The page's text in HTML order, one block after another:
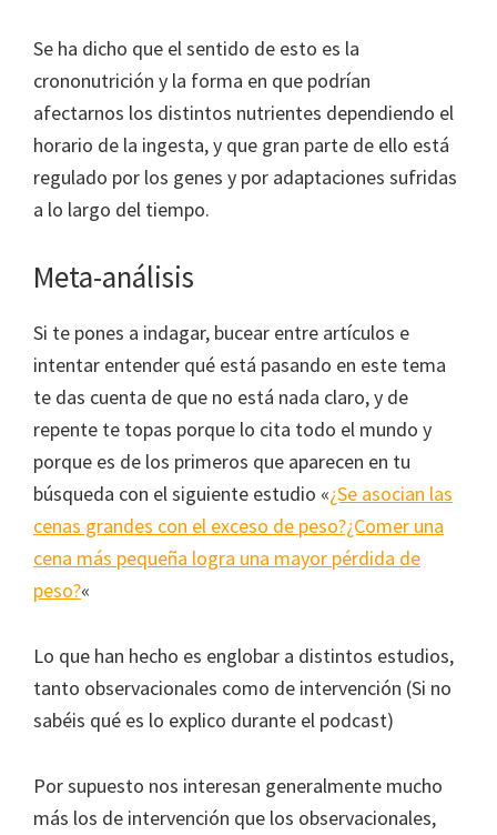
Se ha dicho que el sentido de esto es la
crononutrición y la forma en que podrían
afectarnos los distintos nutrientes dependiendo el
horario de la ingesta, y que gran parte de ello está
regulado por los genes y por adaptaciones sufridas
a lo largo del tiempo.
Meta-análisis
Si te pones a indagar, bucear entre artículos e
intentar entender qué está pasando en este tema
te das cuenta de que no está nada claro, y de
repente te topas porque lo cita todo el mundo y
porque es de los primeros que aparecen en tu
búsqueda con el siguiente estudio «¿Se asocian las
cenas grandes con el exceso de peso?¿Comer una
cena más pequeña logra una mayor pérdida de
peso?«
Lo que han hecho es englobar a distintos estudios,
tanto observacionales como de intervención (Si no
sabéis qué es lo explico durante el podcast)
Por supuesto nos interesan generalmente mucho
más los de intervención que los observacionales,